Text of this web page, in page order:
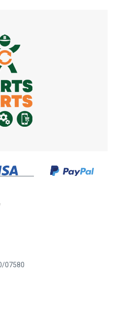
07580